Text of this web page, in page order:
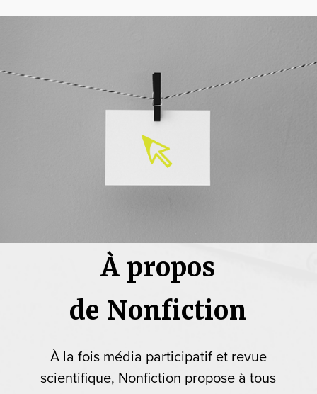
À propos
de Nonfiction
À la fois média participatif et revue
scientifique, Nonfiction propose à tous